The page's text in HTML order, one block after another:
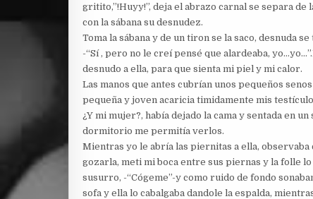
gritito,”!Huyy!”, deja el abrazo carnal se separa
con la sábana su desnudez.
Toma la sábana y de un tiron se la saco, desnuda
-“Sí , pero no le creí pensé que alardeaba,
desnudo a ella, para que sienta mi piel y mi calor.
Las manos que antes cubrían unos pequeños
pequeña y joven acaricia timidamente mis
¿Y mi mujer?, había dejado la cama y sentada en
dormitorio me permitía verlos.
Mientras yo le abría las piernitas a ella,
gozarla, meti mi boca entre sus piernas y la folle
susurro, -“Cógeme”-y como ruido de fondo
sofa y ella lo cabalgaba dandole la espalda,